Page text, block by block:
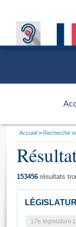
Vous
Accueil Recherche
153456 résultats
17e législature